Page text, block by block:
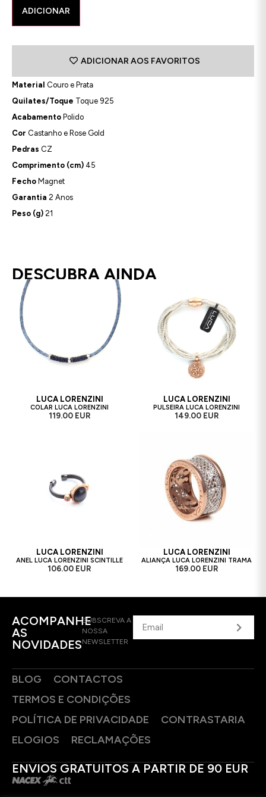
ADICIONAR
ADICIONAR AOS FAVORITOS
Material Couro e Prata
Quilates/Toque Toque 925
Acabamento Polido
Cor Castanho e Rose Gold
Pedras CZ
Comprimento (cm) 45
Fecho Magnet
Garantia 2 Anos
Peso (g) 21
DESCUBRA AINDA
LUCA LORENZINI
COLAR LUCA LORENZINI
119.00 EUR
LUCA LORENZINI
PULSEIRA LUCA LORENZINI
149.00 EUR
LUCA LORENZINI
ANEL LUCA LORENZINI SCINTILLE
106.00 EUR
LUCA LORENZINI
ALIANÇA LUCA LORENZINI TRAMA
169.00 EUR
ACOMPANHE
AS
NOVIDADES
SUBSCREVA A
NOSSA
NEWSLETTER
BLOG
CONTACTOS
TERMOS E CONDIÇÕES
POLÍTICA DE PRIVACIDADE
CONTRASTARIA
ELOGIOS
RECLAMAÇÕES
ENVIOS GRATUITOS A PARTIR DE 90 EUR